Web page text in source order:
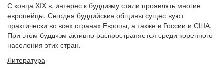
С конца XIX в. интерес к буддизму стали проявлять многие
европейцы. Сегодня буддийские общины существуют
практически во всех странах Европы, а также в России и США.
При этом буддизм активно распространяется среди коренного
населения этих стран.
Литература